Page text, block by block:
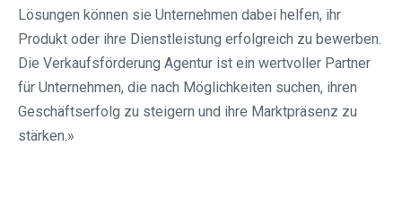
Lösungen können sie Unternehmen dabei helfen, ihr
Produkt oder ihre Dienstleistung erfolgreich zu bewerben.
Die Verkaufsförderung Agentur ist ein wertvoller Partner
für Unternehmen, die nach Möglichkeiten suchen, ihren
Geschäftserfolg zu steigern und ihre Marktpräsenz zu
stärken.»